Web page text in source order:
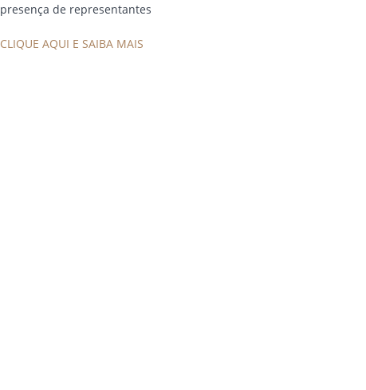
presença de representantes
CLIQUE AQUI E SAIBA MAIS